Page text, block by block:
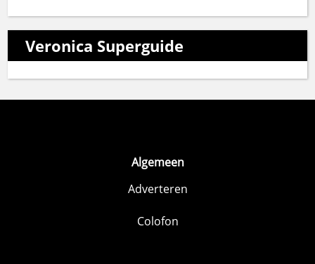
Veronica Superguide
Algemeen
Adverteren
Colofon